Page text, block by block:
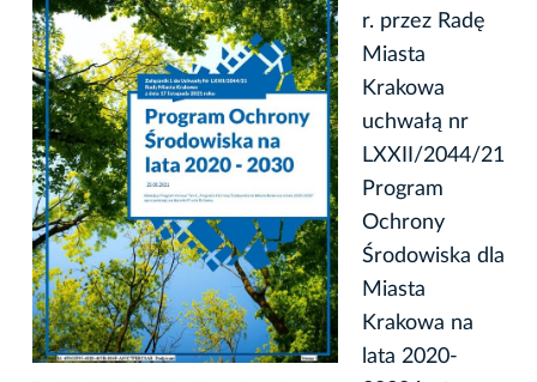
r. przez Radę
Miasta
Krakowa
uchwałą nr
LXXII/2044/21
Program
Ochrony
Środowiska dla
Miasta
Krakowa na
lata 2020-